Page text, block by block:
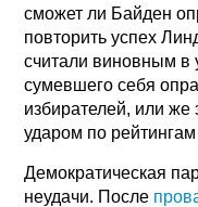
сможет ли Байден
повторить успех
считали виновным в
сумевшего себя
избирателей, или же
ударом по
Демократическая
неудачи. После